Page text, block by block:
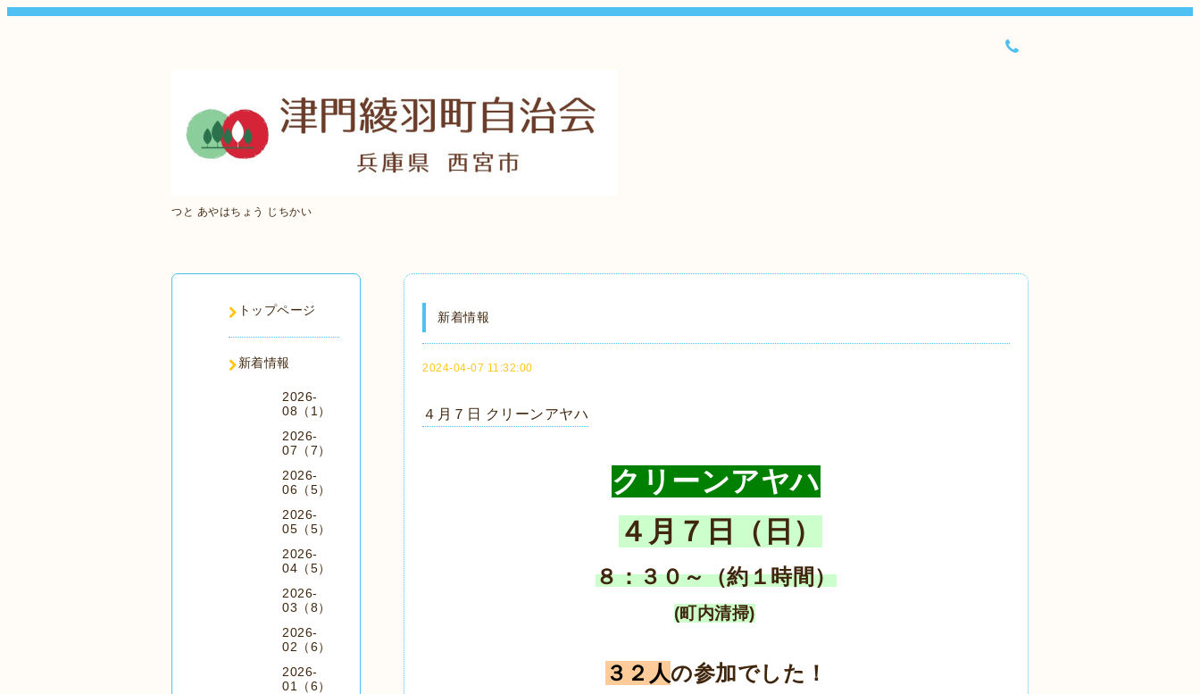
つと あやはちょう じちかい
新着情報
2024-04-07 11:32:00
４月７日 クリーンアヤハ
クリーンアヤハ
４月７日（日）
８：３０～（約１時間）
(町内清掃)
３２人の参加でした！
トップページ
新着情報
2026-
08（1）
2026-
07（7）
2026-
06（5）
2026-
05（5）
2026-
04（5）
2026-
03（8）
2026-
02（6）
2026-
01（6）